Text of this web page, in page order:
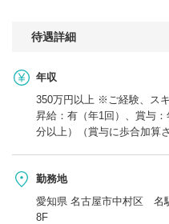
待遇詳細
年収
350万円以上 ※ご経験、ス
昇給：有（年1回）、賞与
分以上）（賞与に歩合加算
勤務地
愛知県 名古屋市中村区 名
8F